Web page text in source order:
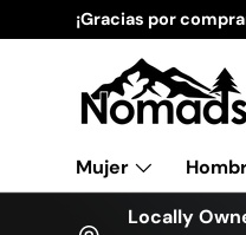
Ir al contenido
¡Gracias por
Mujer
Locally